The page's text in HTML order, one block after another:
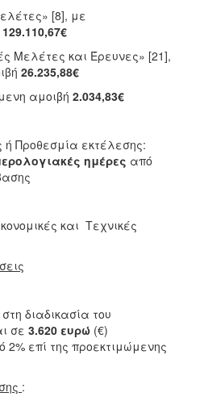
[8], με
129.110,67€
Μελέτες και Έρευνες» [21],
26.235,88€
αμοιβή 2.034,83€
ή Προθεσμία εκτέλεσης:
ημέρες από
και Τεχνικές
διαδικασία του
σε 3.620 ευρώ (€)
2% επί της προεκτιμώμενης
: